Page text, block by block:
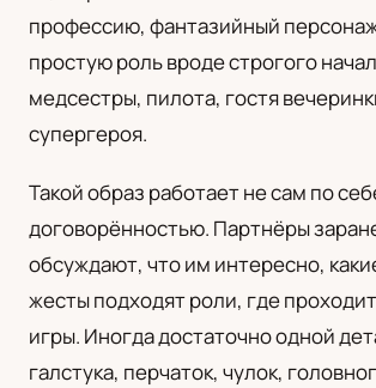
Українська
профессию, фантазийный
простую роль вроде строгого
медсестры, пилота, гостя
супергероя.
Такой образ работает не сам по
договорённостью. Партнёры
обсуждают, что им интересно,
жесты подходят роли, где
игры. Иногда достаточно одной
галстука, перчаток, чулок,